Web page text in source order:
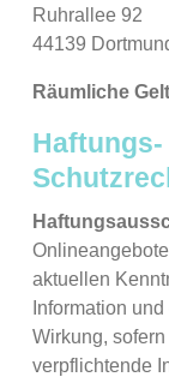
Ruhrallee 92
44139
Räumliche
Haftungs-
aktuellen
Information
Wirkung,
verpflichtende